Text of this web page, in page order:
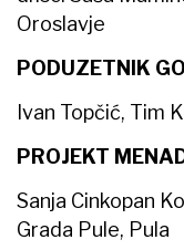
Oroslavje
PODUZETNIK
Ivan Topčić, Tim
PROJEKT
Sanja Cinkopan
Grada Pule, Pula